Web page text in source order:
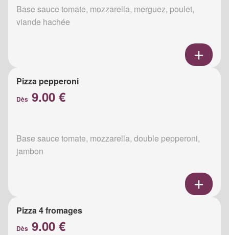
Base sauce tomate, mozzarella, merguez, poulet,
viande hachée
Pizza pepperoni
Dès 9.00 €
Base sauce tomate, mozzarella, double pepperoni,
jambon
Pizza 4 fromages
Dès 9.00 €